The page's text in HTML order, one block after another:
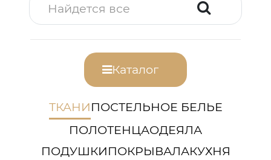
Каталог
ТКАНИПОСТЕЛЬНОЕ БЕЛЬЕ
ПОЛОТЕНЦАОДЕЯЛА
ПОДУШКИПОКРЫВАЛАКУХНЯ